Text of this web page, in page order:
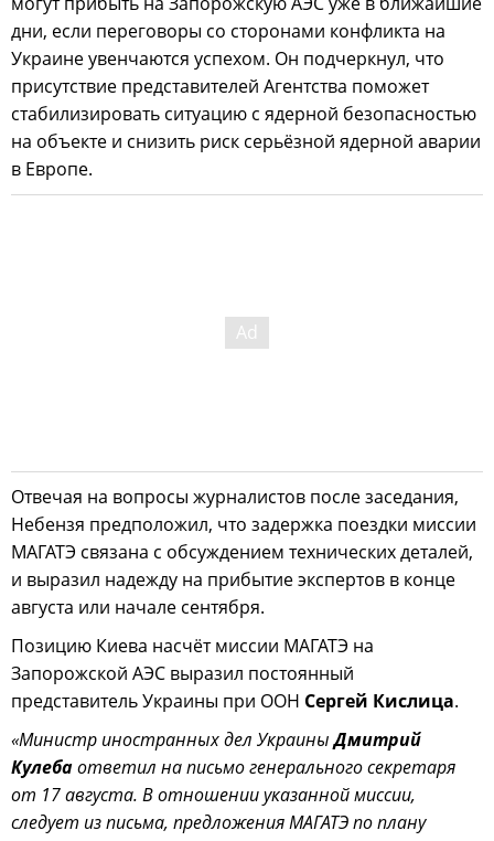
дни, если переговоры со сторонами конфликта на
Украине увенчаются успехом. Он подчеркнул, что
присутствие представителей Агентства поможет
стабилизировать ситуацию с ядерной безопасностью
на объекте и снизить риск серьёзной ядерной аварии
в Европе.
Отвечая на вопросы журналистов после заседания,
Небензя предположил, что задержка поездки миссии
МАГАТЭ связана с обсуждением технических деталей,
и выразил надежду на прибытие экспертов в конце
августа или начале сентября.
Позицию Киева насчёт миссии МАГАТЭ на
Запорожской АЭС выразил постоянный
представитель Украины при ООН Сергей Кислица.
«Министр иностранных дел УкраиныДмитрий
Кулебаответил на письмо генерального секретаря
от 17 августа. В отношении указанной миссии,
следует из письма, предложения МАГАТЭ по плану